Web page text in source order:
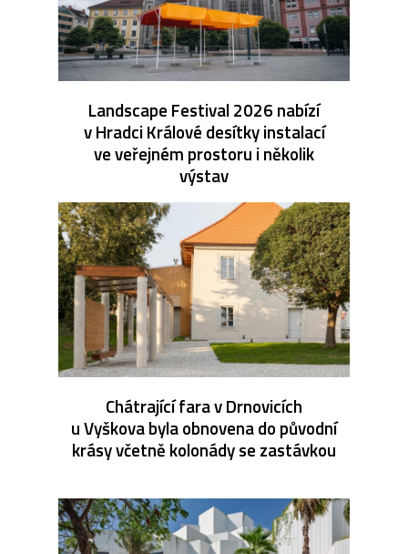
Landscape Festival 2026 nabízí
v Hradci Králové desítky instalací
ve veřejném prostoru i několik
výstav
Chátrající fara v Drnovicích
u Vyškova byla obnovena do původní
krásy včetně kolonády se zastávkou